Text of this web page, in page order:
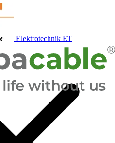
Elektrotechnik ET